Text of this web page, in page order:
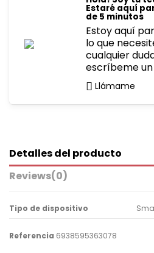
Estaré aquí
de 5 minutos
Estoy aquí
lo que
cualquier
escríbeme
Llámame
Detalles del producto
Reviews(0)
Tipo de dispositivo
Referencia 6938595363078